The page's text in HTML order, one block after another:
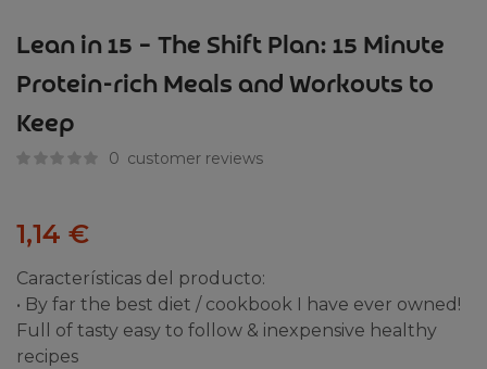
Lean in 15 – The Shift Plan: 15 Minute
Protein-rich Meals and Workouts to
Keep
0 customer reviews
1,14 €
Características del producto:
• By far the best diet / cookbook I have ever owned!
Full of tasty easy to follow & inexpensive healthy
recipes